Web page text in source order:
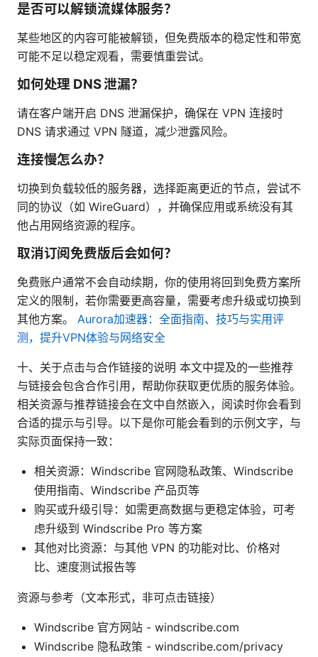
是否可以解锁流媒体服务？
某些地区的内容可能被解锁，但免费版本的稳定性和带宽
可能不足以稳定观看，需要慎重尝试。
如何处理 DNS 泄漏？
请在客户端开启 DNS 泄漏保护，确保在 VPN 连接时
DNS 请求通过 VPN 隧道，减少泄露风险。
连接慢怎么办？
切换到负载较低的服务器，选择距离更近的节点，尝试不
同的协议（如 WireGuard），并确保应用或系统没有其
他占用网络资源的程序。
取消订阅免费版后会如何？
免费账户通常不会自动续期，你的使用将回到免费方案所
定义的限制，若你需要更高容量，需要考虑升级或切换到
其他方案。 Aurora加速器：全面指南、技巧与实用评
测，提升VPN体验与网络安全
十、关于点击与合作链接的说明 本文中提及的一些推荐
与链接会包含合作引用，帮助你获取更优质的服务体验。
相关资源与推荐链接会在文中自然嵌入，阅读时你会看到
合适的提示与引导。以下是你可能会看到的示例文字，与
实际页面保持一致：
相关资源：Windscribe 官网隐私政策、Windscribe
使用指南、Windscribe 产品页等
购买或升级引导：如需更高数据与更稳定体验，可考
虑升级到 Windscribe Pro 等方案
其他对比资源：与其他 VPN 的功能对比、价格对
比、速度测试报告等
资源与参考（文本形式，非可点击链接）
Windscribe 官方网站 - windscribe.com
Windscribe 隐私政策 - windscribe.com/privacy